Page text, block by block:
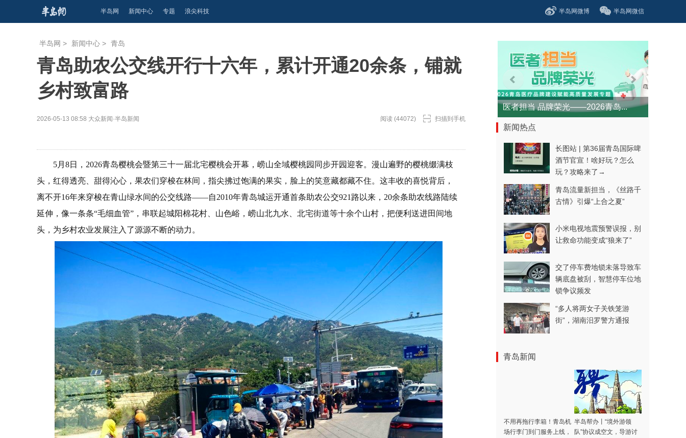
半岛网 新闻中心 专题 浪尖科技 半岛网微博 半岛网微信
半岛网 > 新闻中心 > 青岛
​青岛助农公交线开行十六年，累计开通20余条，铺就
乡村致富路
2026-05-13 08:58 大众新闻·半岛新闻 阅读 (44072) 扫描到手机
5月8日，2026青岛樱桃会暨第三十一届北宅樱桃会开幕，崂山全域樱桃园同步开园迎客。漫山遍野的樱桃缀满枝
头，红得透亮、甜得沁心，果农们穿梭在林间，指尖拂过饱满的果实，脸上的笑意藏都藏不住。这丰收的喜悦背后，
离不开16年来穿梭在青山绿水间的公交线路——自2010年青岛城运开通首条助农公交921路以来，20余条助农线路陆续
延伸，像一条条“毛细血管”，串联起城阳棉花村、山色峪，崂山北九水、北宅街道等十余个山村，把便利送进田间地
头，为乡村农业发展注入了源源不断的动力。
直通2026全国两会
新闻热点
长图站 | 第36届青岛国际啤
酒节官宣！啥好玩？怎么
玩？攻略来了→
青岛流量新担当，《丝路千
古情》引爆“上合之夏”
小米电视地震预警误报，别
让救命功能变成“狼来了”
交了停车费地锁未落导致车
辆底盘被刮，智慧停车位地
锁争议频发
“多人将两女子关铁笼游
街”，湖南汨罗警方通报
青岛新闻
不用再拖行李箱！青岛机
场行李门到门服务上线，
半岛帮办丨“境外游领
队”协议成空文，导游讨